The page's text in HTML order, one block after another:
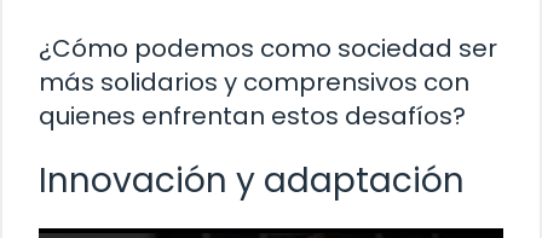
¿Cómo podemos como sociedad ser
más solidarios y comprensivos con
quienes enfrentan estos desafíos?
Innovación y adaptación